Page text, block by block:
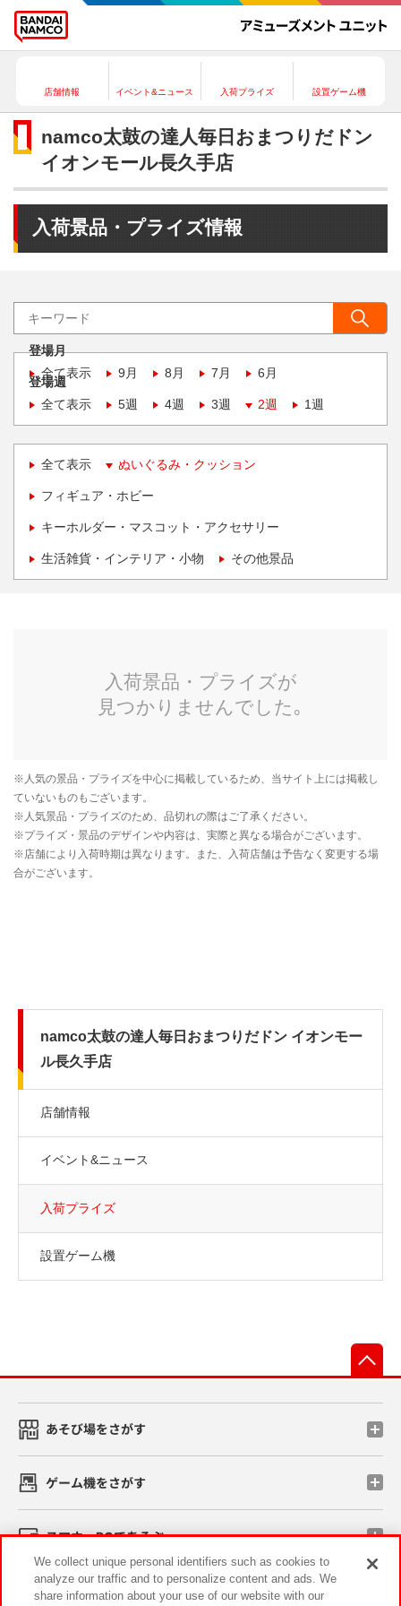
店舗情報 イベント&ニュース 入荷プライズ 設置ゲーム機
namco太鼓の達人毎日おまつりだドン
イオンモール長久手店
入荷景品・プライズ情報
登場月
全て表示
9月 8月 7月 6月
登場週
全て表示
5週 4週 3週 2週 1週
全て表示 ぬいぐるみ・クッション
フィギュア・ホビー
キーホルダー・マスコット・アクセサリー
生活雑貨・インテリア・小物 その他景品
namco太鼓の達人毎日おまつりだドン イオンモー
ル長久手店
店舗情報
イベント&ニュース
入荷プライズ
設置ゲーム機
あそび場をさがす
ゲーム機をさがす
スマホ・PCであそぶ
イベント・キャンペーン
We collect unique personal identifiers such as cookies to
analyze our traffic and to personalize content and ads. We
share information about your use of our website with our